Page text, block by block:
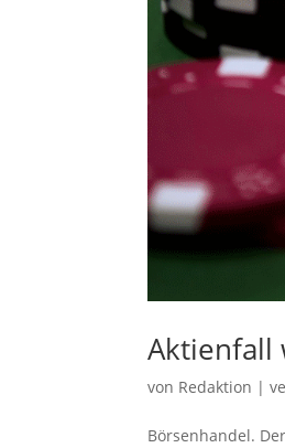
Aktienfall
von Redaktion |
Börsenhandel.